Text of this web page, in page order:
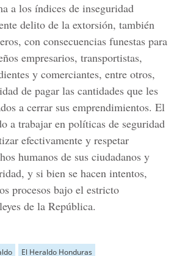
a los índices de inseguridad
delito de la extorsión, también
con consecuencias funestas para
empresarios, transportistas,
y comerciantes, entre otros,
de pagar las cantidades que les
a cerrar sus emprendimientos. El
a trabajar en políticas de seguridad
efectivamente y respetar
humanos de sus ciudadanos y
y si bien se hacen intentos,
procesos bajo el estricto
de la República.
El Heraldo Honduras